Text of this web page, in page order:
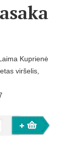
Kuprienė
viršelis,